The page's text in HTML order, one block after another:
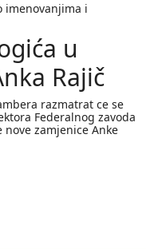
imenovanjima i
u
Rajič
razmatrat ce se
Federalnog zavoda
nove zamjenice Anke